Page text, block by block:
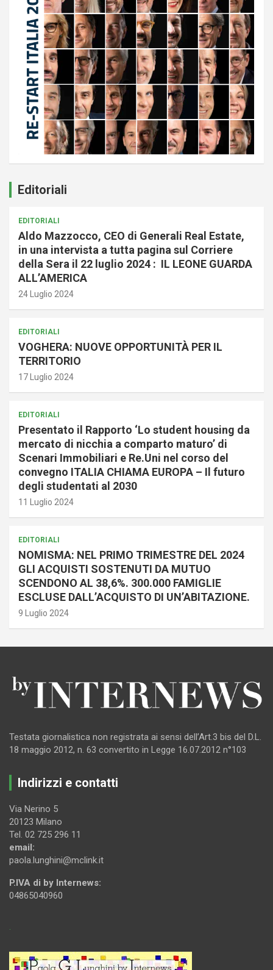
Editoriali
EDITORIALI
Aldo Mazzocco, CEO di Generali Real Estate,
in una intervista a tutta pagina sul Corriere
della Sera il 22 luglio 2024 : IL LEONE GUARDA
ALL’AMERICA
24 Luglio 2024
EDITORIALI
VOGHERA: NUOVE OPPORTUNITÀ PER IL
TERRITORIO
17 Luglio 2024
EDITORIALI
Presentato il Rapporto ‘Lo student housing da
mercato di nicchia a comparto maturo’ di
Scenari Immobiliari e Re.Uni nel corso del
convegno ITALIA CHIAMA EUROPA – Il futuro
degli studentati al 2030
11 Luglio 2024
EDITORIALI
NOMISMA: NEL PRIMO TRIMESTRE DEL 2024
GLI ACQUISTI SOSTENUTI DA MUTUO
SCENDONO AL 38,6%. 300.000 FAMIGLIE
ESCLUSE DALL’ACQUISTO DI UN’ABITAZIONE.
9 Luglio 2024
Testata giornalistica non registrata ai sensi dell’Art.3 bis del D.L.
18 maggio 2012, n. 63 convertito in Legge 16.07.2012 n°103
Indirizzi e contatti
Via Nerino 5
20123 Milano
Tel. 02 725 296 11
email:
paola.lunghini@mclink.it
P.IVA di by Internews:
04865040960
.